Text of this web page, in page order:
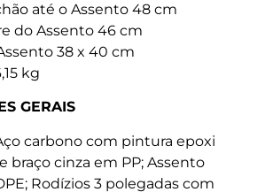
até o Assento 48 cm
do Assento 46 cm
38 x 40 cm
kg
GERAIS
carbono com pintura epoxi
braço cinza em PP; Assento
Rodízios 3 polegadas com